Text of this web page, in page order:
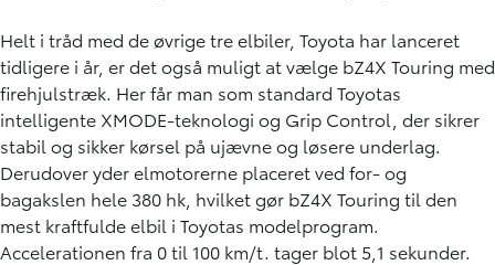
Helt i tråd med de øvrige tre elbiler, Toyota har lanceret
tidligere i år, er det også muligt at vælge bZ4X Touring med
firehjulstræk. Her får man som standard Toyotas
intelligente XMODE-teknologi og Grip Control, der sikrer
stabil og sikker kørsel på ujævne og løsere underlag.
Derudover yder elmotorerne placeret ved for- og
bagakslen hele 380 hk, hvilket gør bZ4X Touring til den
mest kraftfulde elbil i Toyotas modelprogram.
Accelerationen fra 0 til 100 km/t. tager blot 5,1 sekunder.